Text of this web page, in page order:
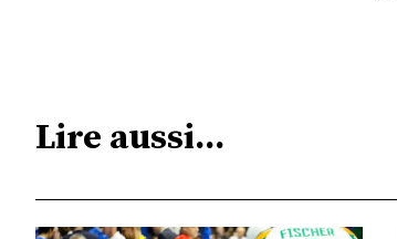
Lire aussi...